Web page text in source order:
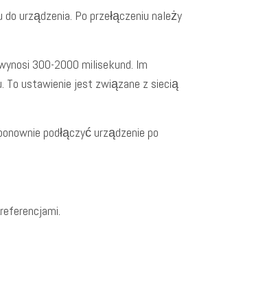
urządzenia. Po przełączeniu należy
300-2000 milisekund. Im
To ustawienie jest związane z siecią
podłączyć urządzenie po